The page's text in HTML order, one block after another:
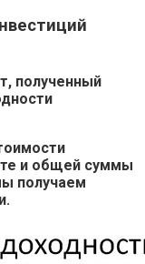
полученный
и общей суммы
получаем